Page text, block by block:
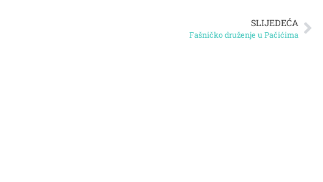
SLIJEDEĆA
Fašničko druženje u Pačićima